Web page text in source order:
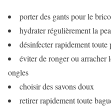
porter des gants pour le
hydrater régulièrement la
désinfecter rapidement toute
éviter de ronger ou arracher
ongles
choisir des savons doux
retirer rapidement toute